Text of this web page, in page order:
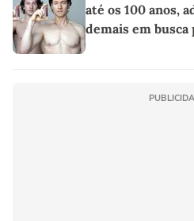
até os 100 anos,
demais em